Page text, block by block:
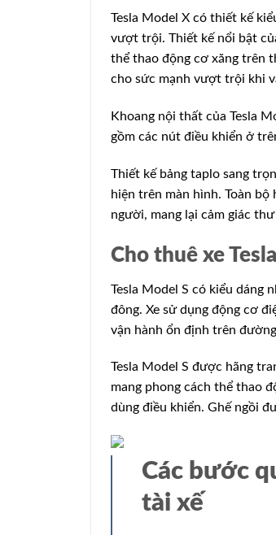
Tesla Model X có thiết kế
vượt trội. Thiết kế nổi bật
thể thao động cơ xăng trên
cho sức mạnh vượt trội khi
Khoang nội thất của Tesla
gồm các nút điều khiển ở
Thiết kế bảng taplo sang
hiện trên màn hình. Toàn
người, mang lại cảm giác
Cho thuê xe
Tesla Model S có kiểu dáng
đông. Xe sử dụng động cơ
vận hành ổn định trên
Tesla Model S được hãng
mang phong cách thể thao
dùng điều khiển. Ghế ngồi
Các bước
tài xế